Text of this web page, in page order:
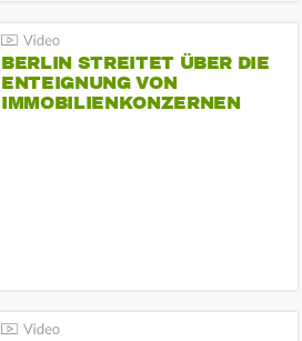
BERLIN STREITET ÜBER DIE
ENTEIGNUNG VON
IMMOBILIENKONZERNEN